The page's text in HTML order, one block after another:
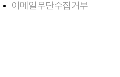
이메일무단수집거부